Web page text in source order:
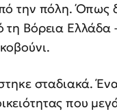
την πόλη. Όπως
τη Βόρεια Ελλάδα
σταδιακά. Ένα
που